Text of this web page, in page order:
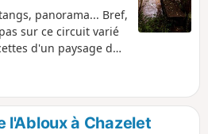
panorama... Bref,
sur ce circuit varié
d'un paysage du
VTT, et en cas de
d'un très joli lieu
à Abloux même.
l'Abloux à Chazelet